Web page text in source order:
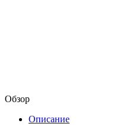
Обзор
Описание